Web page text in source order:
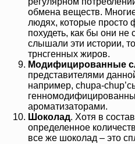
обмена веществ.
людях, которые просто
похудеть, как бы они не
слышали эти истории,
трнсгенных жиров.
Модифицированные
представителями
например, chupa-
ароматизаторами.
Шоколад. Хотя в
определенное
все же шоколад – это